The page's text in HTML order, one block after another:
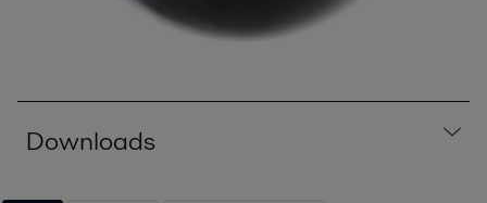
Downloads